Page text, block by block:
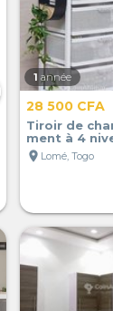
1 année
28 500 CFA
Tiroir de
ment à 4
location_on Lomé, Togo